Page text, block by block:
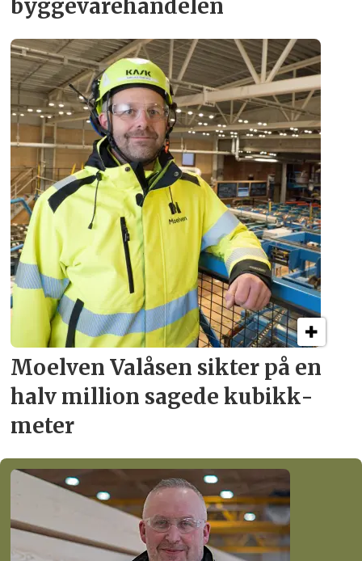
byggevare­handelen
Moelven Valåsen sikter på en
halv million sagede kubikk­
meter